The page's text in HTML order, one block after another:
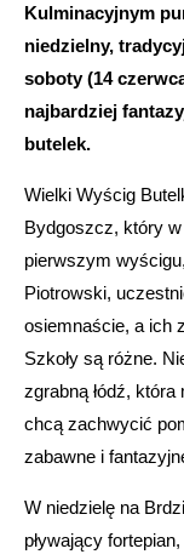
Kulminacyjnym
niedzielny,
soboty (14
najbardziej
butelek.
Wielki Wyścig
Bydgoszcz, który
pierwszym
Piotrowski,
osiemnaście, a ich
Szkoły są różne.
zgrabną łódź,
chcą zachwycić
zabawne i
W niedzielę na
pływający